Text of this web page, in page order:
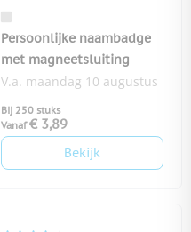
Persoonlijke naambadge
met magneetsluiting
V.a. maandag 10 augustus
Bij 250 stuks
Vanaf € 3,89
Bekijk